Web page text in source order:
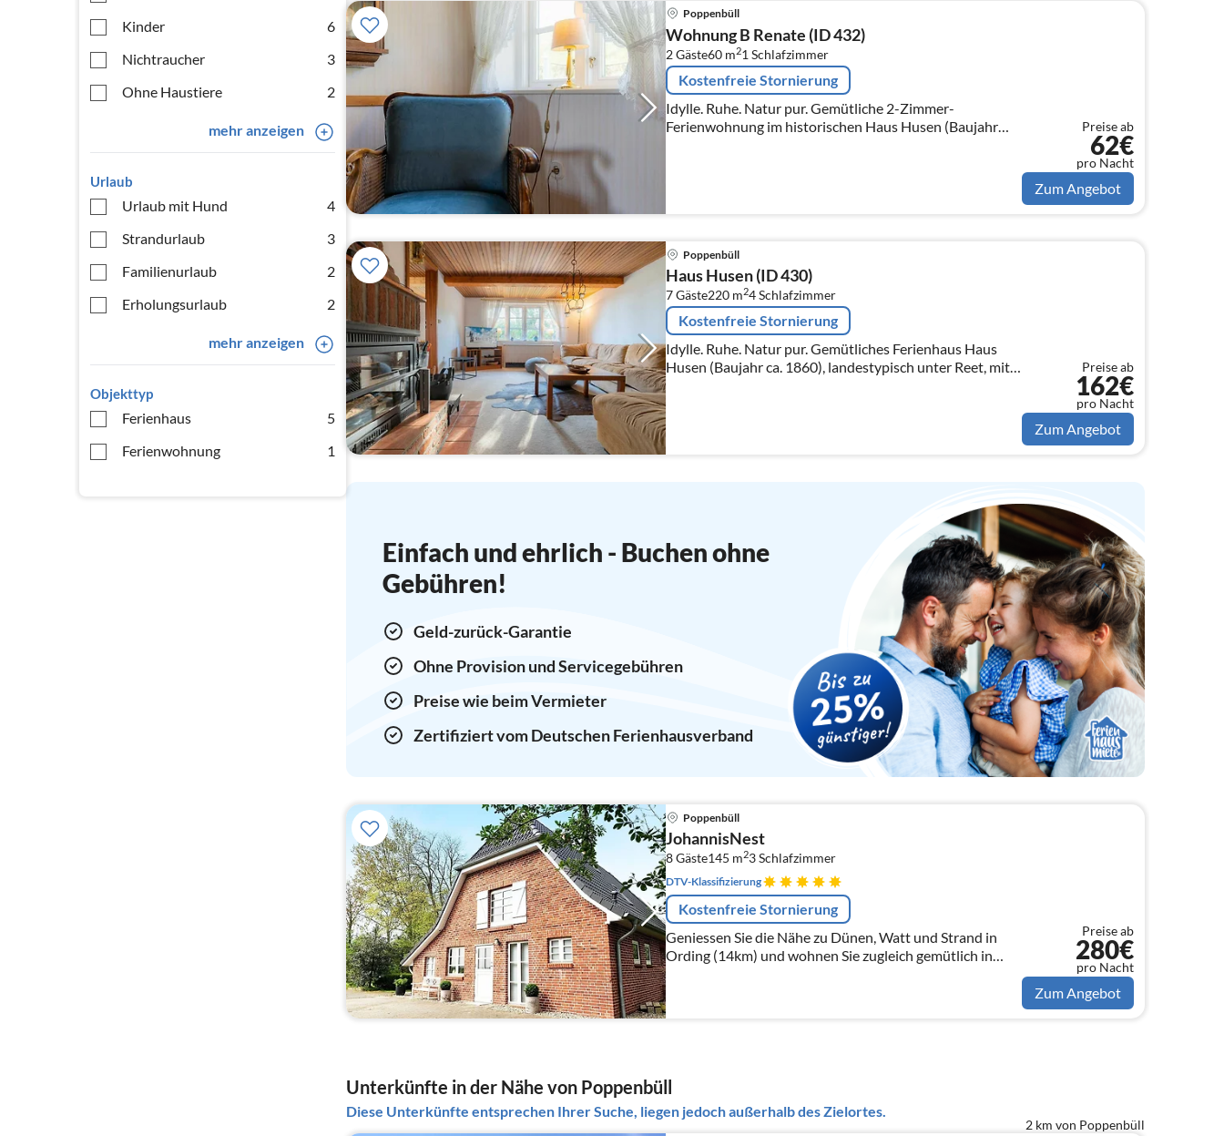
Kinder
6
Nichtraucher
3
Ohne Haustiere
2
mehr anzeigen
Urlaub
Urlaub mit Hund
4
Strandurlaub
3
Familienurlaub
2
Erholungsurlaub
2
mehr anzeigen
Objekttyp
Ferienhaus
5
Ferienwohnung
1
Poppenbüll
Wohnung B Renate (ID 432)
2 Gäste60 m21 Schlafzimmer
Kostenfreie Stornierung
Idylle. Ruhe. Natur pur. Gemütliche 2-Zimmer-
Ferienwohnung im historischen Haus Husen (Baujahr
Preise ab
62€
pro Nacht
Zum Angebot
Poppenbüll
Haus Husen (ID 430)
7 Gäste220 m24Schlafzimmer
Kostenfreie Stornierung
Idylle. Ruhe. Natur pur. Gemütliches Ferienhaus Haus
Husen (Baujahr ca. 1860), landestypisch unter Reet, mit
ca. 220 m² auf 2 Ebenen (EG, OG)
Preise ab
162€
pro Nacht
Zum Angebot
Einfach und ehrlich - Buchen ohne
Gebühren!
Geld-zurück-Garantie
Ohne Provision und Servicegebühren
Preise wie beim Vermieter
Zertifiziert vom Deutschen Ferienhausverband
Poppenbüll
JohannisNest
8 Gäste145 m23Schlafzimmer
DTV-Klassifizierung
Kostenfreie Stornierung
Geniessen Sie die Nähe zu Dünen, Watt und Strand in
Ording (14km) und wohnen Sie zugleich gemütlich in
Ihrem Ferienhaus in der ländlichen Umgebung des Ortes
Poppenbüll.
Preise ab
280€
pro Nacht
Zum Angebot
Unterkünfte in der Nähe von Poppenbüll
Diese Unterkünfte entsprechen Ihrer Suche, liegen jedoch außerhalb des Zielortes.
2 km von Poppenbüll